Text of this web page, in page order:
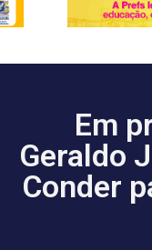
Em
Geraldo
Conder